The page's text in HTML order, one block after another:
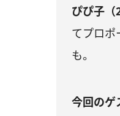
ぴぴ子（
てプロポ
も。
今回のゲ